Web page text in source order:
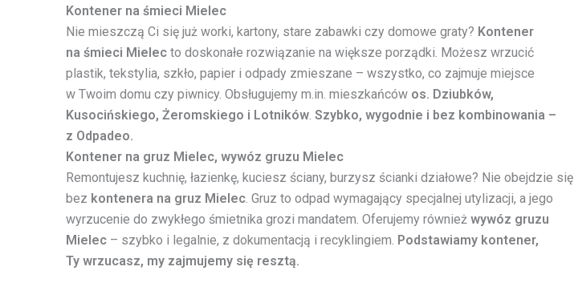
Kontener na śmieci Mielec
Nie mieszczą Ci się już worki, kartony, stare zabawki czy domowe graty? Kontener
na śmieci Mielec to doskonałe rozwiązanie na większe porządki. Możesz wrzucić
plastik, tekstylia, szkło, papier i odpady zmieszane – wszystko, co zajmuje miejsce
w Twoim domu czy piwnicy. Obsługujemy m.in. mieszkańców os. Dziubków,
Kusocińskiego, Żeromskiego i Lotników. Szybko, wygodnie i bez kombinowania –
z Odpadeo.
Kontener na gruz Mielec, wywóz gruzu Mielec
Remontujesz kuchnię, łazienkę, kuciesz ściany, burzysz ścianki działowe? Nie obejdzie się
bez kontenera na gruz Mielec. Gruz to odpad wymagający specjalnej utylizacji, a jego
wyrzucenie do zwykłego śmietnika grozi mandatem. Oferujemy również wywóz gruzu
Mielec – szybko i legalnie, z dokumentacją i recyklingiem. Podstawiamy kontener,
Ty wrzucasz, my zajmujemy się resztą.